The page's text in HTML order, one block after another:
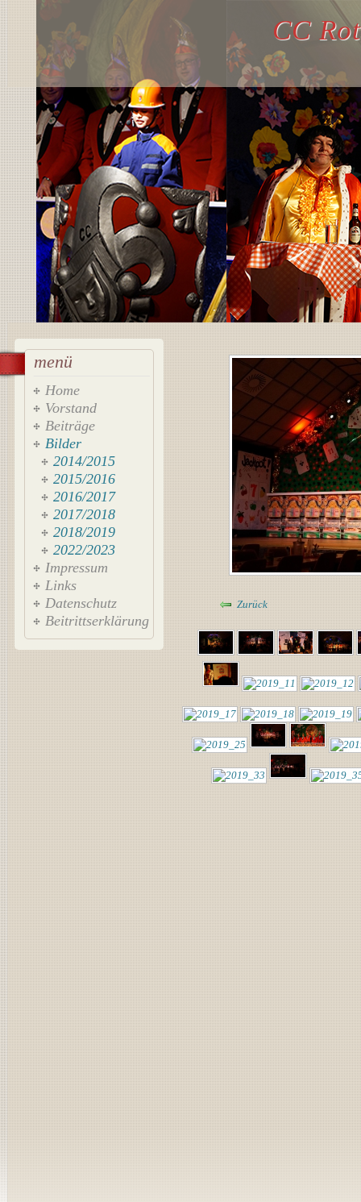
CC
menü
Home
Vorstand
Beiträge
Bilder
2014/2015
2015/2016
2016/2017
2017/2018
2018/2019
2022/2023
Impressum
Links
Datenschutz
Beitrittserklärung
Zurück